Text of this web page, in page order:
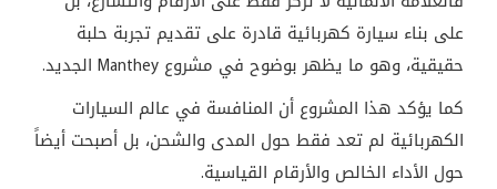
على بناء سيارة كهربائية قادرة على تقديم تجربة حلبة
حقيقية، وهو ما يظهر بوضوح في مشروع Manthey الجديد.
كما يؤكد هذا المشروع أن المنافسة في عالم السيارات
الكهربائية لم تعد فقط حول المدى والشحن، بل أصبحت أيضاً
حول الأداء الخالص والأرقام القياسية.